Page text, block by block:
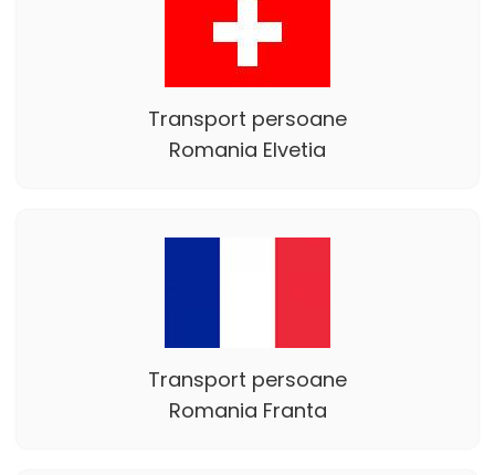
Transport persoane
Romania Elvetia
Transport persoane
Romania Franta